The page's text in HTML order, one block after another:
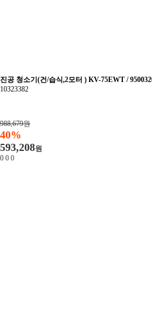
진공 청소기(건/습식,2모터 ) KV-75EWT /
10323382
988,679원
40%
593,208원
0 0 0